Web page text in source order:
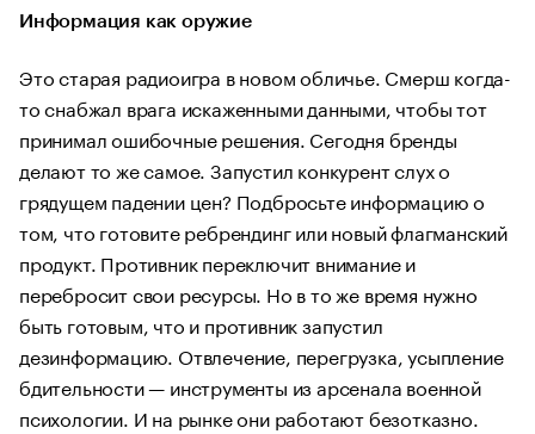
Информация как оружие
Это старая радиоигра в новом обличье. Смерш когда-
то снабжал врага искаженными данными, чтобы тот
принимал ошибочные решения. Сегодня бренды
делают то же самое. Запустил конкурент слух о
грядущем падении цен? Подбросьте информацию о
том, что готовите ребрендинг или новый флагманский
продукт. Противник переключит внимание и
перебросит свои ресурсы. Но в то же время нужно
быть готовым, что и противник запустил
дезинформацию. Отвлечение, перегрузка, усыпление
бдительности — инструменты из арсенала военной
психологии. И на рынке они работают безотказно.